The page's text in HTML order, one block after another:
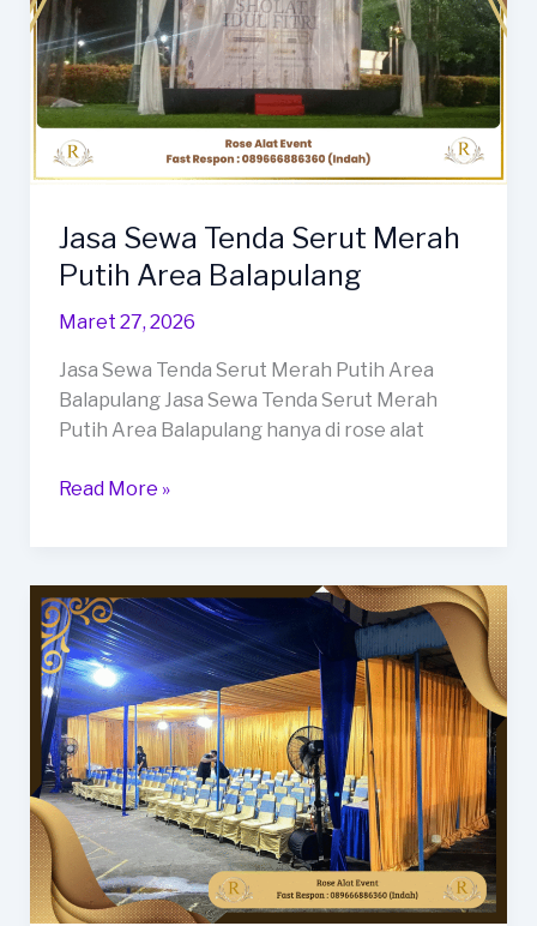
Jasa Sewa Tenda Serut Merah
Putih Area Balapulang
Maret 27, 2026
Jasa Sewa Tenda Serut Merah Putih Area
Balapulang Jasa Sewa Tenda Serut Merah
Putih Area Balapulang hanya di rose alat
Jasa
Merah
Putih
Area
Balapulang
Read More »